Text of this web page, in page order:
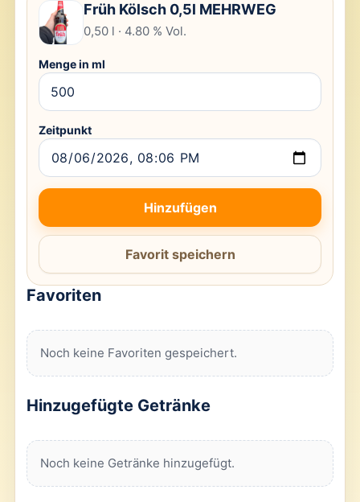
Früh Kölsch 0,5l MEHRWEG
0,50 l · 4.80 % Vol.
Menge in ml
Zeitpunkt
Hinzufügen
Favorit speichern
Favoriten
Noch keine Favoriten gespeichert.
Hinzugefügte Getränke
Noch keine Getränke hinzugefügt.